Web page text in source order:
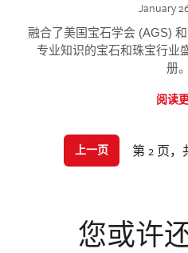
January
融合了美国宝石学会 (AGS)
专业知识的宝石和珠宝行业
册。
阅读
上一页 第 2 页，
您或许